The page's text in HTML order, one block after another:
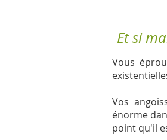
Et si
Vous
Vos
énorme
point qu'il